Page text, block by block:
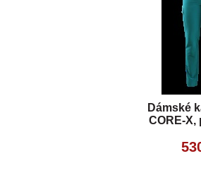
Dámské
CORE-X,